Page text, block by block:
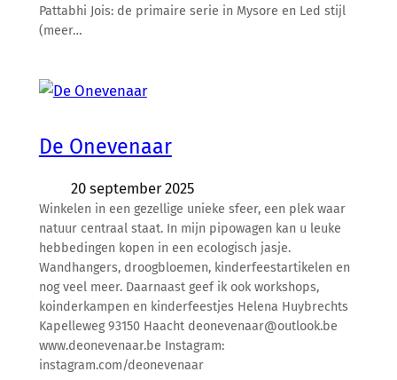
Pattabhi Jois: de primaire serie in Mysore en Led stijl
(meer…
De Onevenaar
20 september 2025
Winkelen in een gezellige unieke sfeer, een plek waar
natuur centraal staat. In mijn pipowagen kan u leuke
hebbedingen kopen in een ecologisch jasje.
Wandhangers, droogbloemen, kinderfeestartikelen en
nog veel meer. Daarnaast geef ik ook workshops,
koinderkampen en kinderfeestjes Helena Huybrechts
Kapelleweg 93150 Haacht deonevenaar@outlook.be
www.deonevenaar.be Instagram:
instagram.com/deonevenaar